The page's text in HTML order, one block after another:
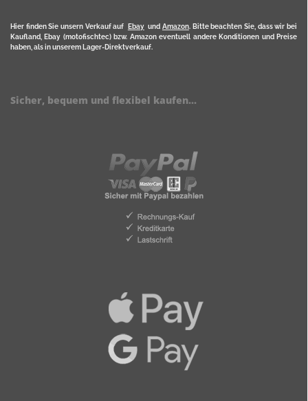
Hier finden Sie unsern Verkauf auf Ebayund Amazon. Bitte beachten Sie, dass wir bei
Kaufland, Ebay (motofischtec) bzw. Amazon eventuell andere Konditionen und Preise
haben, als in unserem Lager-Direktverkauf.
Sicher, bequem und flexibel kaufen...